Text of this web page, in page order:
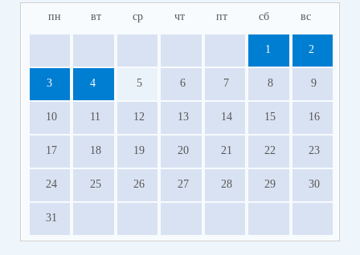
пн вт ср чт пт сб вс
1 2
3 4 5 6 7 8 9
10 11 12 13 14 15 16
17 18 19 20 21 22 23
24 25 26 27 28 29 30
31